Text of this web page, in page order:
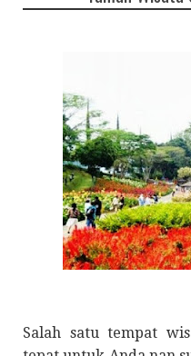
Salah satu tempat